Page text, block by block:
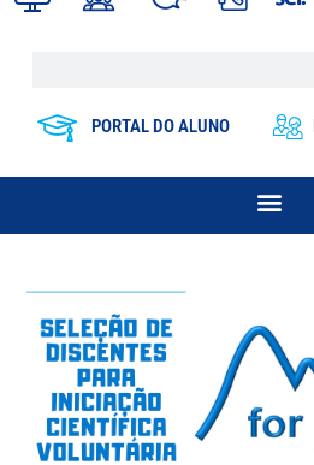
PORTAL DO ALUNO